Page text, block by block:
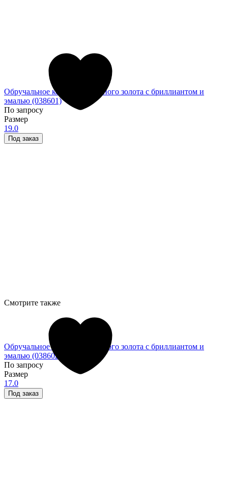
Обручальное кольцо из красного золота с бриллиантом и
эмалью (038601)
По запросу
Размер
19.0
Под заказ
Обручальное кольцо из красного золота с бриллиантом и
эмалью (038602)
По запросу
Размер
17.0
Под заказ
Смотрите также